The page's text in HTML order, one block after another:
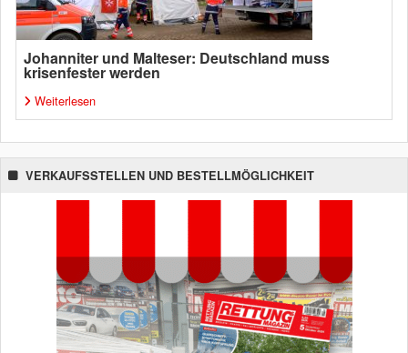
Johanniter und Malteser: Deutschland muss
krisenfester werden
Weiterlesen
VERKAUFSSTELLEN UND BESTELLMÖGLICHKEIT